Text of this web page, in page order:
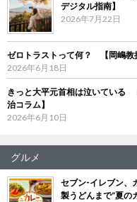
デジタル指南】
2026年7月22日
ゼロトラストって何？ 【岡嶋教
2026年6月18日
きっと大平元首相は泣いている
治コラム】
2026年6月10日
グルメ
セブン‐イレブン
製うどんまで“夏の